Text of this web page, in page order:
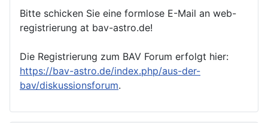
Bitte schicken Sie eine formlose E-Mail an web-
registrierung at bav-astro.de!
Die Registrierung zum BAV Forum erfolgt hier:
https://bav-astro.de/index.php/aus-der-
bav/diskussionsforum.